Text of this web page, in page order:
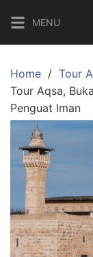
content
MENU
Home
Tour
Tour Aqsa,
Penguat Iman